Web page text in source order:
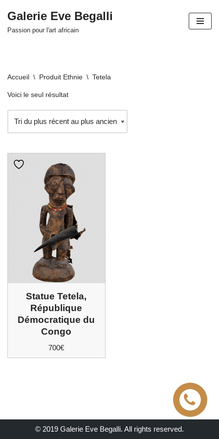
Aller
Galerie Eve Begalli
Passion pour l'art africain
Accueil \ Produit Ethnie \ Tetela
Voici le seul résultat
Statue Tetela,
République
Démocratique du
Congo
700€
© 2019 Galerie Eve Begalli. All rights reserved.